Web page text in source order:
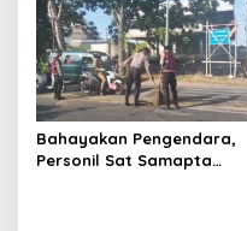
Bahayakan Pengendara,
Personil Sat Samapta